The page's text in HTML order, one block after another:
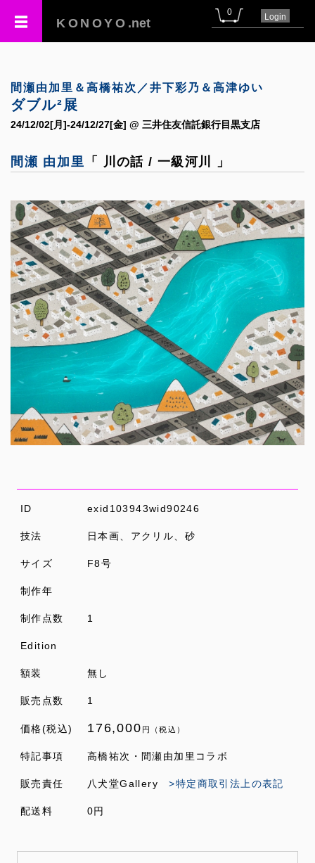
KONOYO .net
0 Login
間瀬由加里＆高橋祐次／井下彩乃＆高津ゆい
ダブル²展
24/12/02[月]-24/12/27[金] @ 三井住友信託銀行目黒支店
間瀬 由加里 「 川の話 / 一級河川 」
ID exid103943wid90246
技法 日本画、アクリル、砂
サイズ F8号
制作年
制作点数 1
Edition
額装 無し
販売点数 1
価格(税込) 176,000 円（税込）
特記事項 高橋祐次・間瀬由加里コラボ
販売責任 八犬堂Gallery>特定商取引法上の表記
配送料 0円